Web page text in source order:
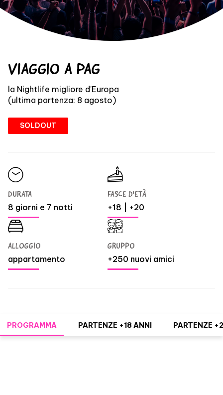
VIAGGIO A PAG
la Nightlife migliore d’Europa
(ultima partenza: 8 agosto)
SOLDOUT
DURATA
8 giorni e 7 notti
FASCE D'ETÀ
+18 | +20
ALLOGGIO
appartamento
GRUPPO
+250 nuovi amici
PROGRAMMA PARTENZE +18 ANNI PARTENZE